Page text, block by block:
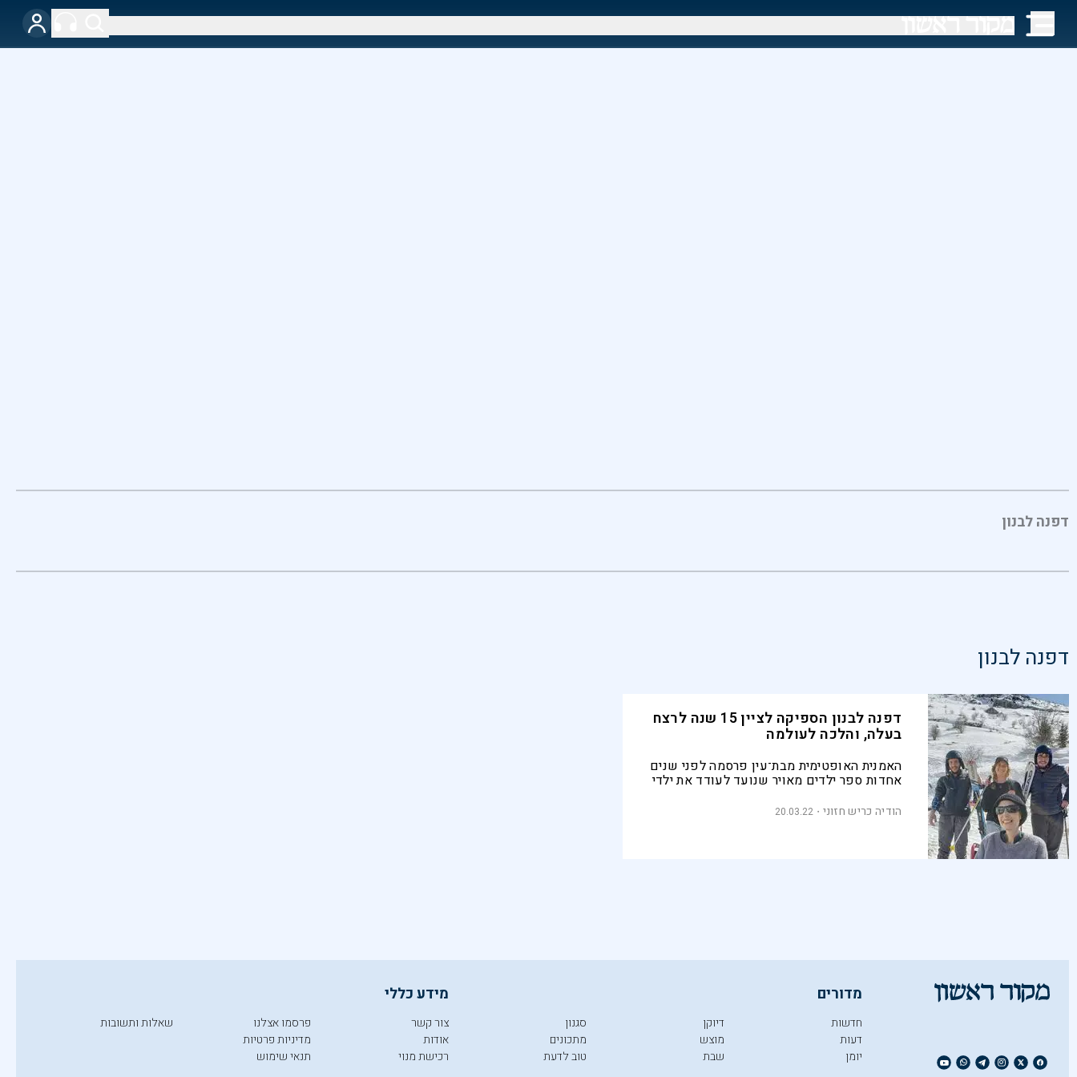
דפנה לבנון
דפנה לבנון
דפנה לבנון הספיקה לציין 15 שנה לרצח
בעלה, והלכה לעולמה
האמנית האופטימית מבת־עין פרסמה לפני שנים
אחדות ספר ילדים מאויר שנועד לעודד את ילדי
הודיה כריש חזוני 20.03.22
מדורים
חדשות
דעות
יומן
דיוקן
מוצש
שבת
סגנון
מתכונים
טוב לדעת
מידע כללי
צור קשר
אודות
רכישת מנוי
פרסמו אצלנו
מדיניות פרטיות
תנאי שימוש
שאלות ותשובות